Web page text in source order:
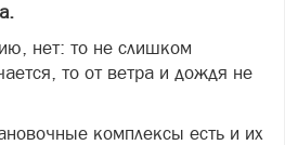
нет: то не слишком
то от ветра и дождя не
комплексы есть и их